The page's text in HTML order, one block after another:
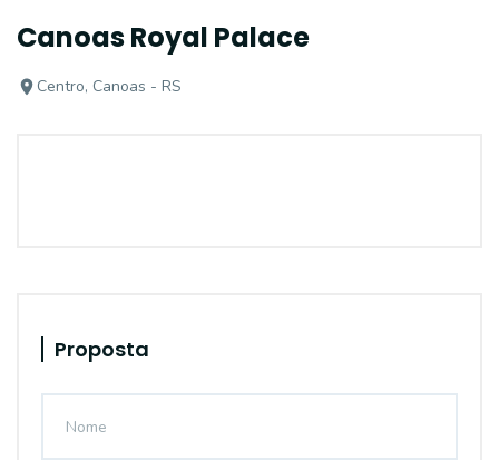
Canoas Royal Palace
Centro, Canoas - RS
Proposta